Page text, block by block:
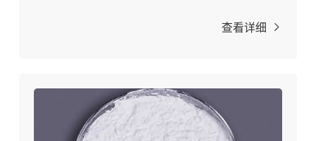
查看详细